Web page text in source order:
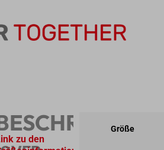
zu den
Größe